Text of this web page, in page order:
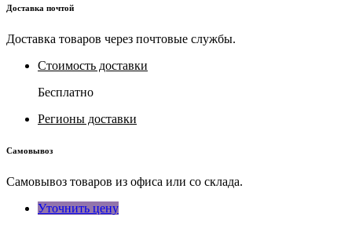
Доставка почтой
Доставка товаров через почтовые службы.
Стоимость доставки
Бесплатно
Регионы доставки
Самовывоз
Самовывоз товаров из офиса или со склада.
Уточнить цену